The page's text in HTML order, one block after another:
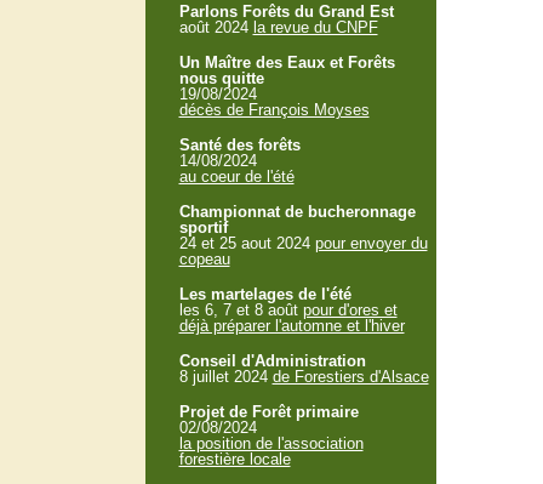
Parlons Forêts du Grand Est
août 2024 la revue du CNPF
Un Maître des Eaux et Forêts
nous quitte
19/08/2024
décès de François Moyses
Santé des forêts
14/08/2024
au coeur de l'été
Championnat de bucheronnage
sportif
24 et 25 aout 2024 pour envoyer du
copeau
Les martelages de l'été
les 6, 7 et 8 août pour d'ores et
déjà préparer l'automne et l'hiver
Conseil d'Administration
8 juillet 2024 de Forestiers d'Alsace
Projet de Forêt primaire
02/08/2024
la position de l'association
forestière locale